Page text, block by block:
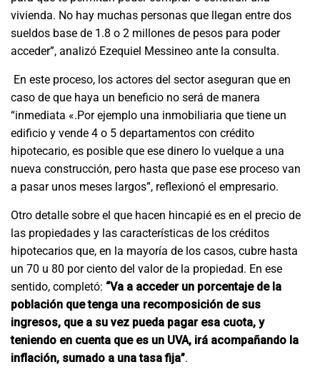
vivienda. No hay muchas personas que llegan entre dos
sueldos base de 1.8 o 2 millones de pesos para poder
acceder”, analizó Ezequiel Messineo ante la consulta.
En este proceso, los actores del sector aseguran que en
caso de que haya un beneficio no será de manera
“inmediata «.Por ejemplo una inmobiliaria que tiene un
edificio y vende 4 o 5 departamentos con crédito
hipotecario, es posible que ese dinero lo vuelque a una
nueva construcción, pero hasta que pase ese proceso van
a pasar unos meses largos”, reflexionó el empresario.
Otro detalle sobre el que hacen hincapié es en el precio de
las propiedades y las características de los créditos
hipotecarios que, en la mayoría de los casos, cubre hasta
un 70 u 80 por ciento del valor de la propiedad. En ese
sentido, completó: “Va a acceder un porcentaje de la
población que tenga una recomposición de sus
ingresos, que a su vez pueda pagar esa cuota, y
teniendo en cuenta que es un UVA, irá acompañando la
inflación, sumado a una tasa fija”.